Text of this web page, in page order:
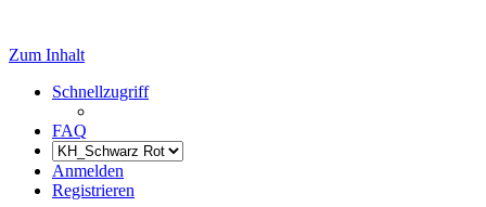
Zum Inhalt
Schnellzugriff
FAQ
Anmelden
Registrieren